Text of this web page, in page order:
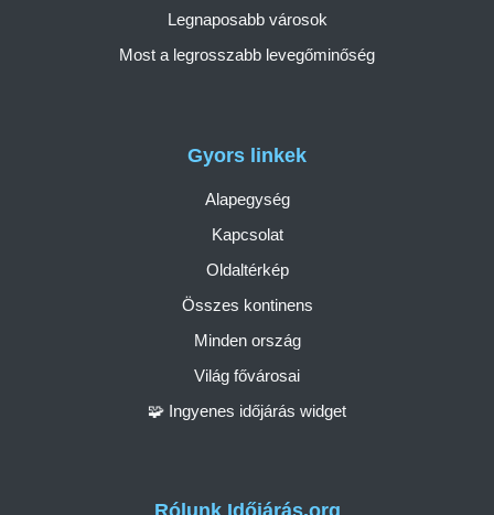
Gyors linkek
Alapegység
Kapcsolat
Oldaltérkép
Összes kontinens
Minden ország
Világ fővárosai
🧩 Ingyenes időjárás widget
Legnaposabb városok
Most a legrosszabb levegőminőség